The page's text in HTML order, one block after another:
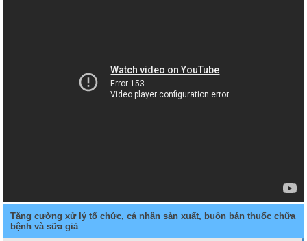
Tăng cường xử lý tổ chức, cá nhân sản xuất, buôn bán thuốc chữa
bệnh và sữa giả